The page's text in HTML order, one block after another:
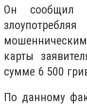
Он сообщил
карты
сумме 6 500
По данному